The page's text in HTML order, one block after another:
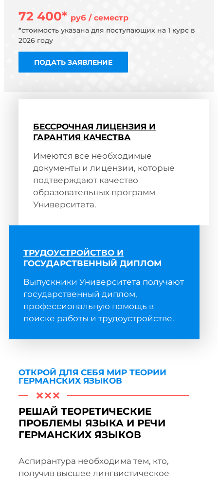
72 400* руб / семестр
*стоимость указана для поступающих на 1 курс в
2026 году
ПОДАТЬ ЗАЯВЛЕНИЕ
БЕССРОЧНАЯ ЛИЦЕНЗИЯ И
ГАРАНТИЯ КАЧЕСТВА
Имеются все необходимые
документы и лицензии, которые
подтверждают качество
образовательных программ
Университета.
ТРУДОУСТРОЙСТВО И
ГОСУДАРСТВЕННЫЙ ДИПЛОМ
Выпускники Университета получают
государственный диплом,
профессиональную помощь в
поиске работы и трудоустройстве.
ОТКРОЙ ДЛЯ СЕБЯ МИР ТЕОРИИ
ГЕРМАНСКИХ ЯЗЫКОВ
РЕШАЙ ТЕОРЕТИЧЕСКИЕ
ПРОБЛЕМЫ ЯЗЫКА И РЕЧИ
ГЕРМАНСКИХ ЯЗЫКОВ
Аспирантура необходима тем, кто,
получив высшее лингвистическое